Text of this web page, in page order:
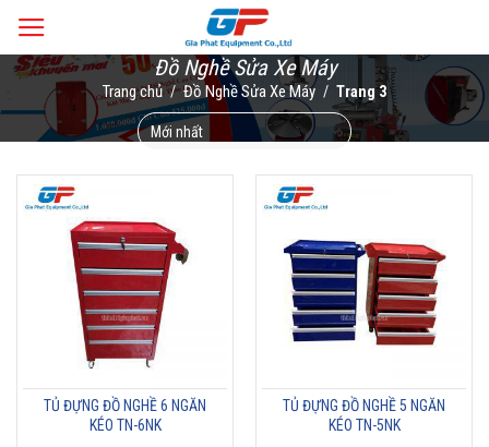
Skip
content
Đồ Nghề Sửa Xe Máy
Trang chủ / Đồ Nghề Sửa Xe Máy / Trang 3
TỦ ĐỰNG ĐỒ NGHỀ 6 NGĂN
KÉO TN-6NK
TỦ ĐỰNG ĐỒ NGHỀ 5 NGĂN
KÉO TN-5NK